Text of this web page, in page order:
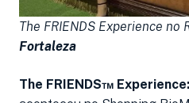
The FRIENDS Experience no
Fortaleza
The FRIENDS™